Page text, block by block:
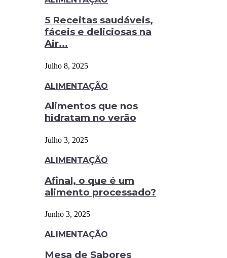
5 Receitas saudáveis,
fáceis e deliciosas na
Air...
Julho 8, 2025
ALIMENTAÇÃO
Alimentos que nos
hidratam no verão
Julho 3, 2025
ALIMENTAÇÃO
Afinal, o que é um
alimento processado?
Junho 3, 2025
ALIMENTAÇÃO
Mesa de Sabores